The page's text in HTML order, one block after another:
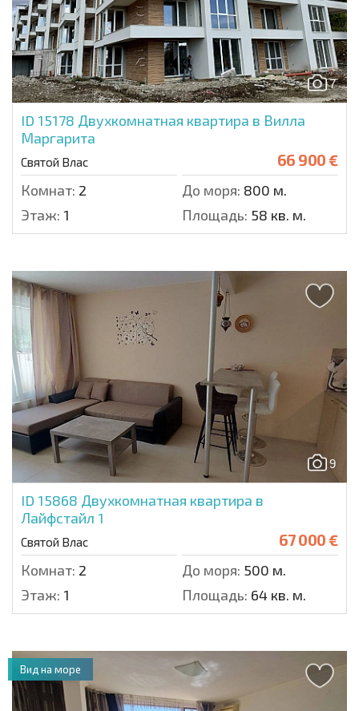
7
ID 15178 Двухкомнатная квартира в Вилла
Маргарита
Святой Влас 66 900 €
Комнат: 2 До моря: 800 м.
Этаж: 1 Площадь: 58 кв. м.
9
ID 15868 Двухкомнатная квартира в
Лайфстайл 1
Святой Влас 67 000 €
Комнат: 2 До моря: 500 м.
Этаж: 1 Площадь: 64 кв. м.
Вид на море